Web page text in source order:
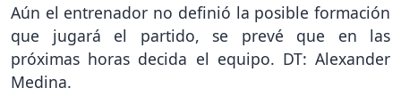
Aún el entrenador no definió la posible formación
que jugará el partido, se prevé que en las
próximas horas decida el equipo. DT: Alexander
Medina.